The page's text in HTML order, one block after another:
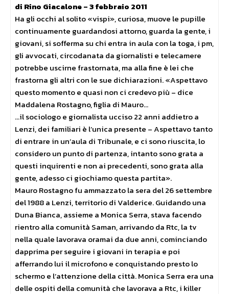
di Rino Giacalone – 3 febbraio 2011
Ha gli occhi al solito «vispi», curiosa, muove le pupille
continuamente guardandosi attorno, guarda la gente, i
giovani, si sofferma su chi entra in aula con la toga, i pm,
gli avvocati, circodanata da giornalisti e telecamere
potrebbe uscirne frastornata, ma alla fine è lei che
frastorna gli altri con le sue dichiarazioni. «Aspettavo
questo momento e quasi non ci credevo più – dice
Maddalena Rostagno, figlia di Mauro…
…il sociologo e giornalista ucciso 22 anni addietro a
Lenzi, dei familiari è l’unica presente – Aspettavo tanto
di entrare in un’aula di Tribunale, e ci sono riuscita, lo
considero un punto di partenza, intanto sono grata a
questi inquirenti e non ai precedenti, sono grata alla
gente, adesso ci giochiamo questa partita».
Mauro Rostagno fu ammazzato la sera del 26 settembre
del 1988 a Lenzi, territorio di Valderice. Guidando una
Duna Bianca, assieme a Monica Serra, stava facendo
rientro alla comunità Saman, arrivando da Rtc, la tv
nella quale lavorava oramai da due anni, cominciando
dapprima per seguire i giovani in terapia e poi
afferrando lui il microfono e conquistando presto lo
schermo e l’attenzione della città. Monica Serra era una
delle ospiti della comunità che lavorava a Rtc, i killer